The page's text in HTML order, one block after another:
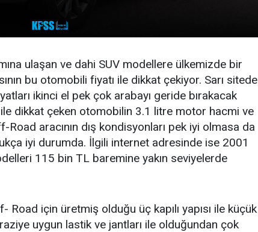
ulaşan ve dahi SUV modellere ülkemizde bir
bu otomobili fiyatı ile dikkat çekiyor. Sarı sitede
ikinci el pek çok arabayı geride bırakacak
dikkat çeken otomobilin 3.1 litre motor hacmi ve
aracının dış kondisyonları pek iyi olmasa da
iyi durumda. İlgili internet adresinde ise 2001
115 bin TL baremine yakın seviyelerde
Road için üretmiş olduğu üç kapılı yapısı ile küçük
uygun lastik ve jantları ile olduğundan çok